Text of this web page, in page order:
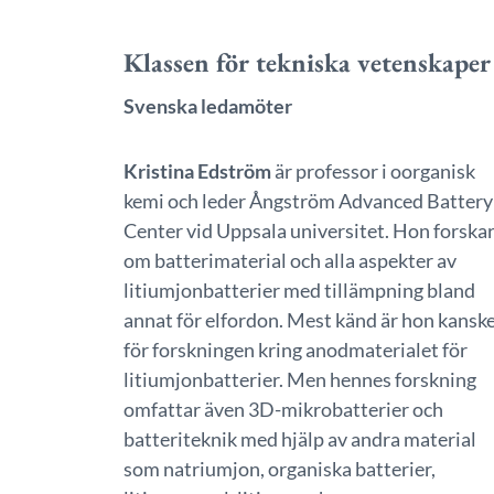
Klassen för tekniska vetenskaper
Svenska ledamöter
Kristina Edströmär professor i oorganisk
kemi och leder Ångström Advanced Battery
Center vid Uppsala universitet. Hon forskar
om batterimaterial och alla aspekter av
litiumjonbatterier med tillämpning bland
annat för elfordon. Mest känd är hon
för forskningen kring anodmaterialet för
litiumjonbatterier. Men hennes forskning
omfattar även 3D-mikrobatterier och
batteriteknik med hjälp av andra material
som natriumjon, organiska batterier,